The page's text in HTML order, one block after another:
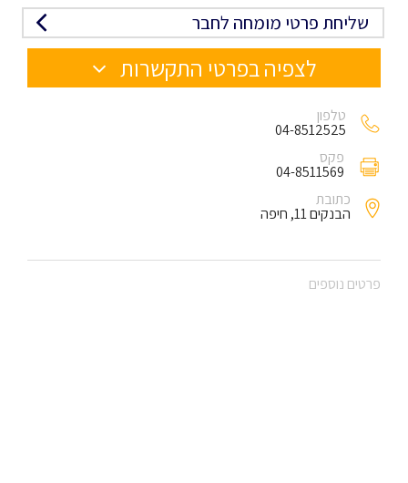
שליחת פרטי מומחה לחבר
לצפיה בפרטי התקשרות
טלפון
04-8512525
פקס
04-8511569
כתובת
הבנקים 11, חיפה
פרטים נוספים